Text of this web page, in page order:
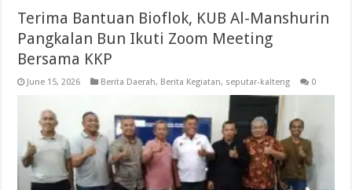
Terima Bantuan Bioflok, KUB Al-Manshurin
Pangkalan Bun Ikuti Zoom Meeting
Bersama KKP
June 15, 2026 Berita Daerah, Berita Kegiatan, seputar-kalteng 0